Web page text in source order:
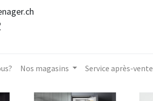
Nos magasins Service après-vente